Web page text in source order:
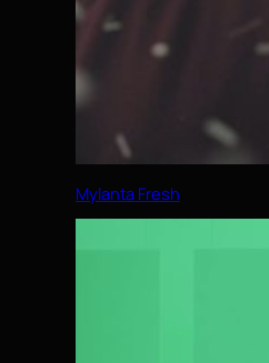
Mylanta Fresh